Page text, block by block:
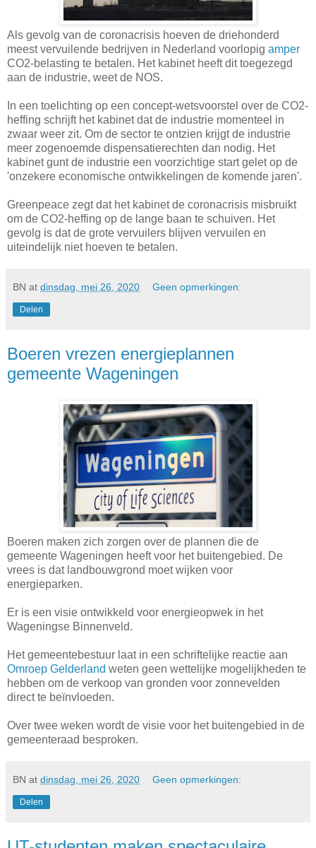
Als gevolg van de coronacrisis hoeven de driehonderd
meest vervuilende bedrijven in Nederland voorlopig amper
CO2-belasting te betalen. Het kabinet heeft dit toegezegd
aan de industrie, weet de NOS.
In een toelichting op een concept-wetsvoorstel over de CO2-
heffing schrijft het kabinet dat de industrie momenteel in
zwaar weer zit. Om de sector te ontzien krijgt de industrie
meer zogenoemde dispensatierechten dan nodig. Het
kabinet gunt de industrie een voorzichtige start gelet op de
'onzekere economische ontwikkelingen de komende jaren'.
Greenpeace zegt dat het kabinet de coronacrisis misbruikt
om de CO2-heffing op de lange baan te schuiven. Het
gevolg is dat de grote vervuilers blijven vervuilen en
uiteindelijk niet hoeven te betalen.
BN at dinsdag, mei 26, 2020 Geen opmerkingen:
Delen
Boeren vrezen energieplannen
gemeente Wageningen
Boeren maken zich zorgen over de plannen die de
gemeente Wageningen heeft voor het buitengebied. De
vrees is dat landbouwgrond moet wijken voor
energieparken.
Er is een visie ontwikkeld voor energieopwek in het
Wageningse Binnenveld.
Het gemeentebestuur laat in een schriftelijke reactie aan
Omroep Gelderland weten geen wettelijke mogelijkheden te
hebben om de verkoop van gronden voor zonnevelden
direct te beïnvloeden.
Over twee weken wordt de visie voor het buitengebied in de
gemeenteraad besproken.
BN at dinsdag, mei 26, 2020 Geen opmerkingen:
Delen